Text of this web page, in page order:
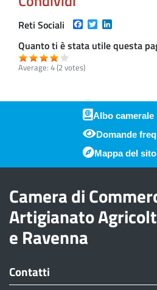
Reti Sociali Facebook
Twitter
Quanto ti è stata utile questa
Average: 4(2votes)
Piè di pagina
Albo camerale
Domande
Mappa del sito
Camera di
Artigianato
e Ravenna
Contatti